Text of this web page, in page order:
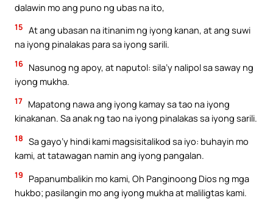
dalawin mo ang puno ng ubas na ito,
15 At ang ubasan na itinanim ng iyong kanan, at ang suwi
na iyong pinalakas para sa iyong sarili.
16 Nasunog ng apoy, at naputol: sila’y nalipol sa saway ng
iyong mukha.
17 Mapatong nawa ang iyong kamay sa tao na iyong
kinakanan. Sa anak ng tao na iyong pinalakas sa iyong sarili.
18 Sa gayo’y hindi kami magsisitalikod sa iyo: buhayin mo
kami, at tatawagan namin ang iyong pangalan.
19
Papanumbalikin mo kami, Oh Panginoong Dios ng mga
hukbo; pasilangin mo ang iyong mukha at maliligtas kami.